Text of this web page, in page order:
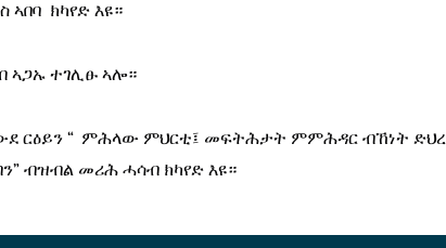
ክካየድ እዩ።
ኣጋኡ ተገሊፁ ኣሎ።
ርዕይን “ ምሕላው ምህርቲ፤ መፍትሕታት ምምሕዳር ብኸነት ድህረ
” ብዝብል መሪሕ ሓሳብ ክካየድ እዩ።